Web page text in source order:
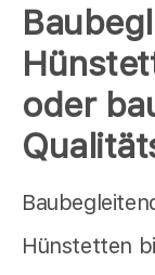
oder
Hünstetten